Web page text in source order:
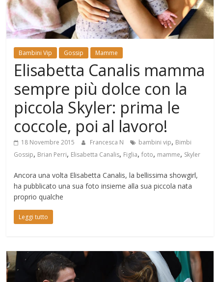
Mondo
Bambini Vip Gossip Mamme
Elisabetta Canalis mamma
sempre più dolce con la
piccola Skyler: prima le
coccole, poi al lavoro!
18 Novembre 2015 Francesca N bambini vip, Bimbi
Gossip, Brian Perri, Elisabetta Canalis, Figlia,foto, mamme, Skyler
Ancora una volta Elisabetta Canalis, la bellissima showgirl,
ha pubblicato una sua foto insieme alla sua piccola nata
proprio qualche
Leggi tutto